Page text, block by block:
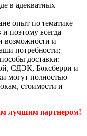
в адекватных
опыт по тематике
поэтому всегда
возможности и
потребности;
доставки:
СДЭК, Боксберри и
могут полностью
стоимости и
лучшим партнером!